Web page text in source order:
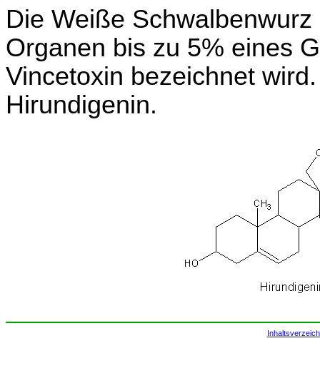
Die Weiße
Organen bis zu 5% eines
Vincetoxin bezeichnet
Hirundigenin.